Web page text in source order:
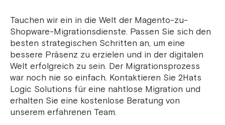
Tauchen wir ein in die Welt der Magento-zu-
Shopware-Migrationsdienste. Passen Sie sich den
besten strategischen Schritten an, um eine
bessere Präsenz zu erzielen und in der digitalen
Welt erfolgreich zu sein. Der Migrationsprozess
war noch nie so einfach. Kontaktieren Sie 2Hats
Logic Solutions für eine nahtlose Migration und
erhalten Sie eine kostenlose Beratung von
unserem erfahrenen Team.